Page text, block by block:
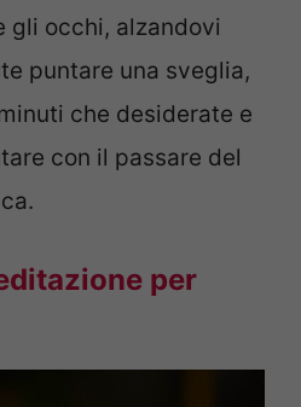
gli occhi, alzandovi
puntare una sveglia,
che desiderate e
con il passare del
per